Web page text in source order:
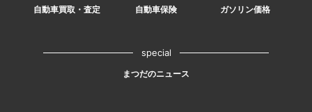
自動車買取・査定
自動車保険 ガソリン価格
special
まつだのニュース